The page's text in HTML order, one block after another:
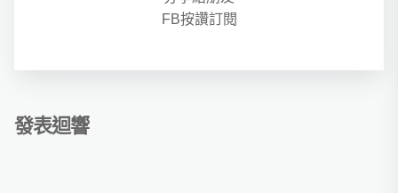
FB按讚訂閱
發表迴響